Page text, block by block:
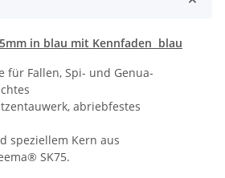
in blau mit Kennfaden blau
für Fallen, Spi- und Genua-
abriebfestes
speziellem Kern aus
SK75.